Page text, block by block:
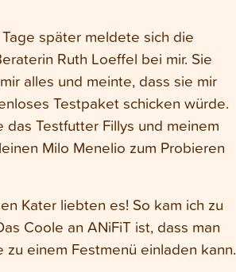
später meldete sich die
Ruth Loeffel bei mir. Sie
alles und meinte, dass sie mir
Testpaket schicken würde.
das Testfutter Fillys und meinem
Milo Menelio zum Probieren
Kater liebten es! So kam ich zu
Coole an ANiFiT ist, dass man
zu einem Festmenü einladen kann.